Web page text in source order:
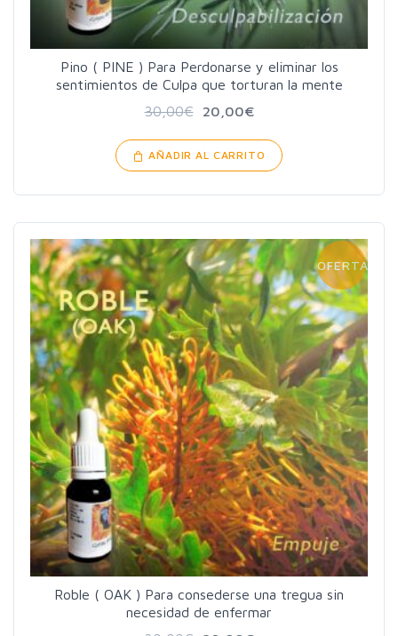
Pino ( PINE ) Para Perdonarse y eliminar los
sentimientos de Culpa que torturan la mente
30,00€ 20,00€
AÑADIR AL CARRITO
OFERTA!
Roble ( OAK ) Para consederse una tregua sin
necesidad de enfermar